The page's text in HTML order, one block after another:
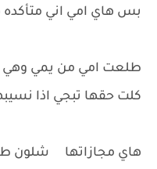
بس هاي امي اني متأكده
طلعت امي من يمي وهي
كلت حقها تبجي اذا
هاي مجازاتها شلون